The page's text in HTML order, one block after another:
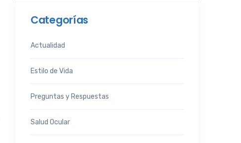
Categorías
Actualidad
Estilo de Vida
Preguntas y Respuestas
Salud Ocular